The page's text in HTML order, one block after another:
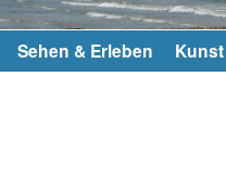
Sehen & Erleben